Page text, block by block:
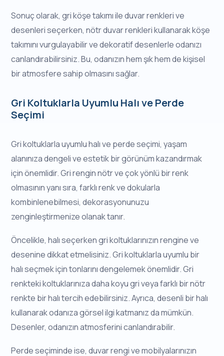
Sonuç olarak, gri köşe takımı ile duvar renkleri ve
desenleri seçerken, nötr duvar renkleri kullanarak köşe
takımını vurgulayabilir ve dekoratif desenlerle odanızı
canlandırabilirsiniz. Bu, odanızın hem şık hem de kişisel
bir atmosfere sahip olmasını sağlar.
Gri Koltuklarla Uyumlu Halı ve Perde
Seçimi
Gri koltuklarla uyumlu halı ve perde seçimi, yaşam
alanınıza dengeli ve estetik bir görünüm kazandırmak
için önemlidir. Gri rengin nötr ve çok yönlü bir renk
olmasının yanı sıra, farklı renk ve dokularla
kombinlenebilmesi, dekorasyonunuzu
zenginleştirmenize olanak tanır.
Öncelikle, halı seçerken gri koltuklarınızın rengine ve
desenine dikkat etmelisiniz. Gri koltuklarla uyumlu bir
halı seçmek için tonlarını dengelemek önemlidir. Gri
renkteki koltuklarınıza daha koyu gri veya farklı bir nötr
renkte bir halı tercih edebilirsiniz. Ayrıca, desenli bir halı
kullanarak odanıza görsel ilgi katmanız da mümkün.
Desenler, odanızın atmosferini canlandırabilir.
Perde seçiminde ise, duvar rengi ve mobilyalarınızın